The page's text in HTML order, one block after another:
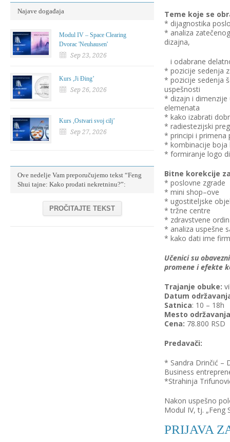
Teme koje se
* dijagnostika
* analiza
dizajna,
i odabrane
* pozicije sedenja
* pozicije sedenja
uspešnosti
* dizajn i dimenzije
elemenata
* kako izabrati
* radiestezijski
* principi i primena
* kombinacije boja
* formiranje logo
Bitne korekcije
* poslovne zgrade
* mini shop–ove
* ugostiteljske
* tržne centre
* zdravstvene
* analiza uspešne
* kako dati ime
Učenici su
promene i efekte
Trajanje obuke:
Datum
Satnica: 10 – 18h
Mesto održavanja
Cena: 78.800 RSD
Predavači:
* Sandra Drinčić –
Business
*Strahinja
Nakon uspešno
Modul IV, tj. „Feng
PRIJAVA
Najave događaja
Modul IV – Space Clearing
Dvorac 'Neuhausen'
Sep 23, 2026
Kurs ,Ji Đing’
Sep 26, 2026
Kurs ,Ostvari svoj cilj’
Sep 27, 2026
Ove nedelje Vam preporučujemo tekst “Feng
Shui tajne: Kako prodati nekretninu?”:
PROČITAJTE TEKST